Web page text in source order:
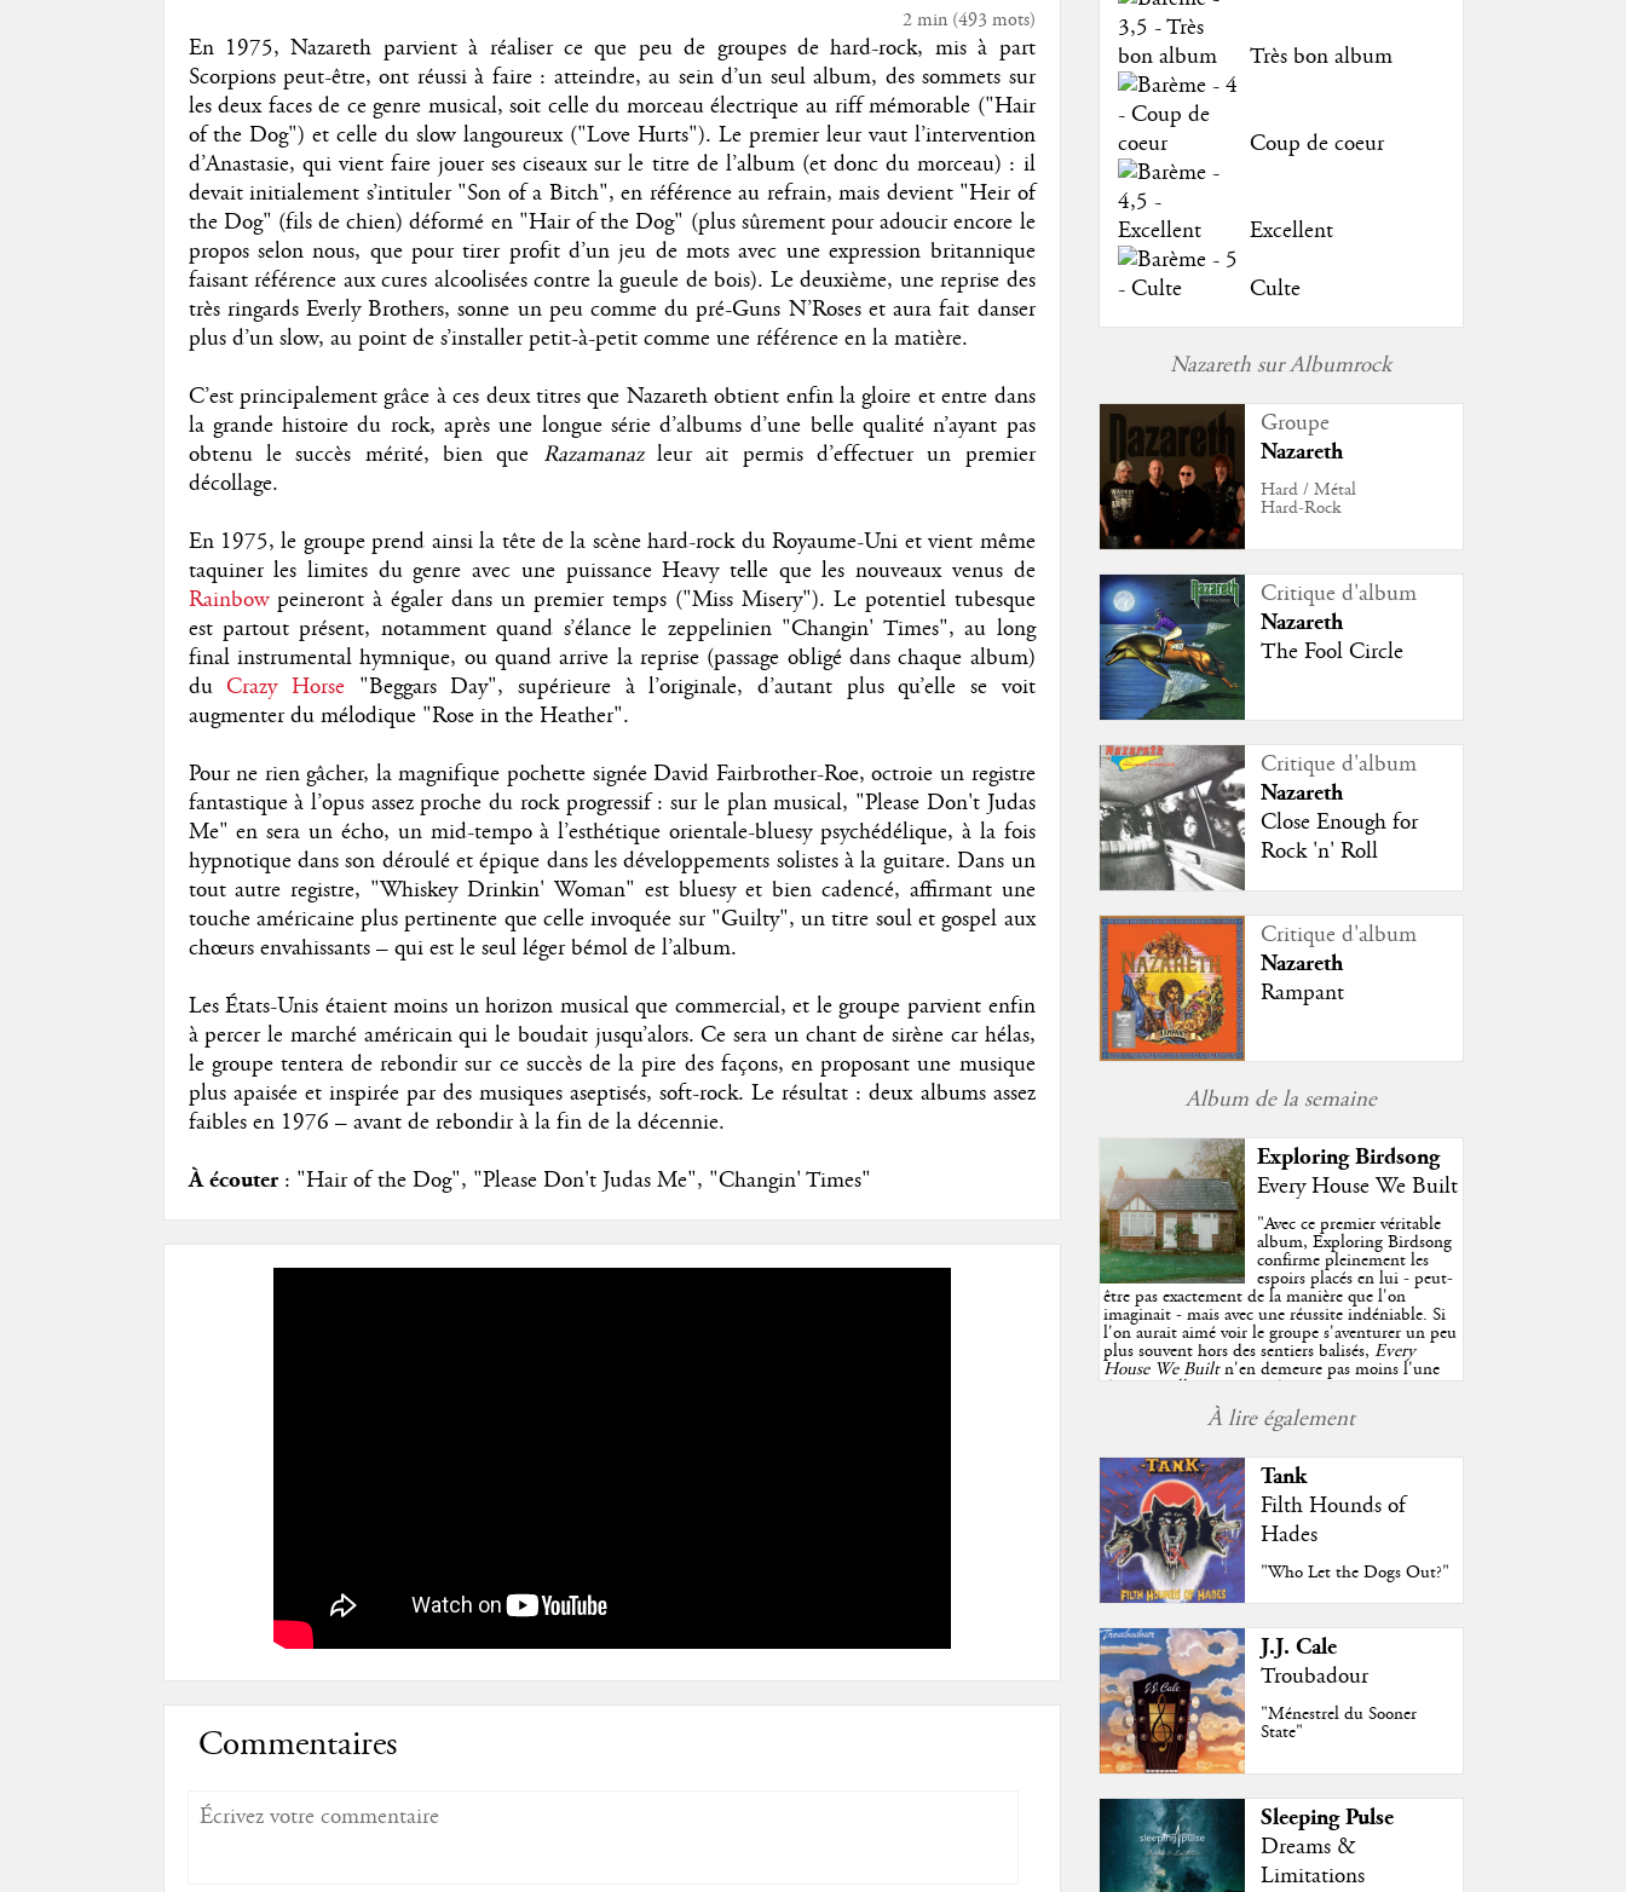
2 min(493 mots)
En 1975, Nazareth parvient à réaliser ce que peu de groupes de hard-rock, mis à part
Scorpions peut-être, ont réussi à faire : atteindre, au sein d’un seul album, des sommets sur
les deux faces de ce genre musical, soit celle du morceau électrique au riff mémorable ("Hair
of the Dog") et celle du slow langoureux ("Love Hurts"). Le premier leur vaut l’intervention
d’Anastasie, qui vient faire jouer ses ciseaux sur le titre de l’album (et donc du morceau) : il
devait initialement s’intituler "Son of a Bitch", en référence au refrain, mais devient "Heir of
the Dog" (fils de chien) déformé en "Hair of the Dog" (plus sûrement pour adoucir encore le
propos selon nous, que pour tirer profit d’un jeu de mots avec une expression britannique
faisant référence aux cures alcoolisées contre la gueule de bois). Le deuxième, une reprise des
très ringards Everly Brothers, sonne un peu comme du pré-Guns N’Roses et aura fait danser
plus d’un slow, au point de s’installer petit-à-petit comme une référence en la matière.
C’est principalement grâce à ces deux titres que Nazareth obtient enfin la gloire et entre dans
la grande histoire du rock, après une longue série d’albums d’une belle qualité n’ayant pas
obtenu le succès mérité, bien que Razamanazleur ait permis d’effectuer un premier
décollage.
En 1975, le groupe prend ainsi la tête de la scène hard-rock du Royaume-Uni et vient même
taquiner les limites du genre avec une puissance Heavy telle que les nouveaux venus de
Rainbowpeineront à égaler dans un premier temps ("Miss Misery"). Le potentiel tubesque
est partout présent, notamment quand s’élance le zeppelinien "Changin' Times", au long
final instrumental hymnique, ou quand arrive la reprise (passage obligé dans chaque album)
duCrazy Horse"Beggars Day", supérieure à l’originale, d’autant plus qu’elle se voit
augmenter du mélodique "Rose in the Heather".
Pour ne rien gâcher, la magnifique pochette signée David Fairbrother-Roe, octroie un registre
fantastique à l’opus assez proche du rock progressif : sur le plan musical, "Please Don't Judas
Me" en sera un écho, un mid-tempo à l’esthétique orientale-bluesy psychédélique, à la fois
hypnotique dans son déroulé et épique dans les développements solistes à la guitare. Dans un
tout autre registre, "Whiskey Drinkin' Woman" est bluesy et bien cadencé, affirmant une
touche américaine plus pertinente que celle invoquée sur "Guilty", un titre soul et gospel aux
chœurs envahissants – qui est le seul léger bémol de l’album.
Les États-Unis étaient moins un horizon musical que commercial, et le groupe parvient enfin
à percer le marché américain qui le boudait jusqu’alors. Ce sera un chant de sirène car hélas,
le groupe tentera de rebondir sur ce succès de la pire des façons, en proposant une musique
plus apaisée et inspirée par des musiques aseptisés, soft-rock. Le résultat : deux albums assez
faibles en 1976 – avant de rebondir à la fin de la décennie.
À écouter: "Hair of the Dog", "Please Don't Judas Me", "Changin' Times"
Commentaires
Très bon album
Coup de coeur
Excellent
Culte
Nazareth sur Albumrock
Groupe
Nazareth
Hard / Métal
Hard-Rock
Critique d'album
Nazareth
The Fool Circle
Critique d'album
Nazareth
Close Enough for
Rock 'n' Roll
Critique d'album
Nazareth
Rampant
Album de la semaine
Exploring Birdsong
Every House We Built
"Avec ce premier véritable
album, Exploring Birdsong
confirme pleinement les
espoirs placés en lui - peut-
être pas exactement de la manière que l'on
imaginait - mais avec une réussite indéniable. Si
l'on aurait aimé voir le groupe s'aventurer un peu
plus souvent hors des sentiers balisés,Every
House We Builtn'en demeure pas moins l'une
des très belles surprises de cette année, porté par
plusieurs morceaux qui trouveront sans difficulté
une place de choix dans vos playlists estivales.
À lire également
Tank
Filth Hounds of
Hades
"Who Let the Dogs Out?"
J.J. Cale
Troubadour
"Ménestrel du Sooner
State"
Sleeping Pulse
Dreams &
Limitations